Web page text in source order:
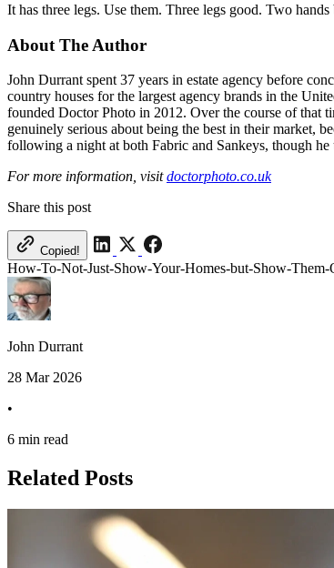
It has three legs. Use them. Three legs good. Two hands bad.​​​​‌
About The Author​​​​‌ ‍ ​‍​‍‌‍ ‌ ​‍‌‍‍‌‌‍‌ ‌‍‍‌‌‍ ‍​‍​‍​ ‍‍​‍​‍‌ ​ ‌‍​‌‌‍ ‍‌‍‍‌‌ ‌​‌ ‍‌​‍ ‍‌‍‍‌‌‍ ​‍​‍​‍ ​​‍​‍‌‍‍​‌ ​‍‌‍‌‌‌‍‌‍​‍​‍​ ‍‍​‍​‍​‍ ‌‍​‌‌‍‌​‌‍ ‌‌‍‍‌‌‍ ‍​‍ ‌‍‍‌‌‍ ‍‌ ‌​‌‍‌‌‌‍ ‍‌ ‌​​‍ ‌‍‌‌‌‍‌​‌‍‍‌‌ ‌​​‍ ‌‍ ‌‌‍ ‌‍‌​‌‍‌‌​ ‌‌ ​​‌ ​‍‌‍‌‌‌ ​ ‌‍‌‌‌‍ ‍‌ ‌​‌‍​‌‌ ‌​‌‍‍‌‌‍ ‌‍ ‍​ ‍ ‌‍‍‌‌‍‌​​ ‌​ ‍‌‌‍​ ‌‍‌‍‌‍‌​​ ‍​‌‍‌‍​ ‍‌​ ​‌​‍ ‌‌‍​‍​ ‌​‌‍​‍​ ​‌​‍ ‌​ ‌​​ ​​​ ‌ ​ ​ ​‍ ‌‌‍​‌​ ​​‌‍‌​​ ​​​‍ ‌​ ‍‌​ ‌‌‌‍​‍​ ‍‌​ ‍​‌‍‌‍‌‍‌‌​ ‍​​ ‌ ‌‍‌‍‌‍‌‌​ ​ ​ ‍ ‌ ‌​‌ ‍‌‌ ​​‌‍‌‌​ ‌‌ ​​‌‍ ‌ ​ ‌ ‌​​ ‍ ‌ ​​‌‍​‌‌ ‌​‌‍‍​​ ‌‌‍​ ‌‍ ‌‍ ‍‌ ‌​‌‍‌‌‌‍ ‍‌ ‌​​‍‌‌​ ‌‌‌​​‍‌‌ ‌‍‍ ‌‍‌‌‌ ‍‌​‍‌‌​ ​ ‌​‌​​‍‌‌​ ​ ‌​‌​​‍‌‌​ ​‍​ ​‍‌‍​‍​ ‍‌‌‍​ ‌‍​‍​ ​ ‌‍‌​​ ‌‍‌‍​‌​ ‌‌​ ‍​​ ​ ‌‍‌‌​‍‌‌​ ​‍​ ​‍​‍‌‌​ ‌‌‌​‌​​‍ ‍‌‍​ ‌‍‍​‌‍‍‌‌‍ ​‌‍‌​‌ ​‍‌‍‌‌‌‍ ‍​‍‌‌​ ‌‌‌​​‍‌‌ ‌‍‍ ‌‍‌‌‌ ‍‌​‍‌‌​ ​ ‌​‌​​‍‌‌​ ​ ‌​‌​​‍‌‌​ ​‍​ ​‍​ ‌‍​ ​​‌‍‌‍‌‍‌‌‌‍​‌‌‍‌‌​ ​‍​ ​​​ ‌​​ ‍‌‌‍​‍​ ‍​​‍‌‌​ ​‍​ ​‍​‍‌‌​ ‌‌‌​‌​​‍ ‍‌ ‌​‌‍‌‌‌ ‍​‌ ‌​​ ‌‍​‍‌‍​‌‌ ​ ‌‍‌‌‌‌‌‌‌ ​‍‌‍ ​​ ‌​‍‌‌​ ​‍‌​‌‍‌‍​‌‌‍‌​‌‍ ‌‌‍‍‌‌‍ ‍​‍‌‍‌‍‍‌‌‍‌​​ ‌​ ‍‌‌‍​ ‌‍‌‍‌‍‌​​ ‍​‌‍‌‍​ ‍‌​ ​‌​‍ ‌‌‍​‍​ ‌​‌‍​‍​ ​‌​‍ ‌​ ‌​​ ​​​ ‌ ​ ​ ​‍ ‌‌‍​‌​ ​​‌‍‌​​ ​​​‍ ‌​ ‍‌​ ‌‌‌‍​‍​ ‍‌​ ‍​‌‍‌‍‌‍‌‌​ ‍​​ ‌ ‌‍‌‍‌‍‌‌​ ​ ​‍‌‍‌ ‌​‌ ‍‌‌ ​​‌‍‌‌​ ‌‌ ​​‌‍ ‌ ​ ‌ ‌​​‍‌‍‌ ​​‌‍​‌‌ ‌​‌‍‍​​ ‌‌‍​ ‌‍ ‌‍ ‍‌ ‌​‌‍‌‌‌‍ ‍‌ ‌​​‍‌‌​ ‌‌‌​​‍‌‌ ‌‍‍ ‌‍‌‌‌ ‍‌​‍‌‌​ ​ ‌​‌​​‍‌‌​ ​ ‌​‌​​‍‌‌​ ​‍​ ​‍‌‍​‍​ ‍‌‌‍​ ‌‍​‍​ ​ ‌‍‌​​ ‌‍‌‍​‌​ ‌‌​ ‍​​ ​ ‌‍‌‌​‍‌‌​ ​‍​ ​‍​‍‌‌​ ‌‌‌​‌​​‍ ‍‌‍​ ‌‍‍​‌‍‍‌‌‍ ​‌‍‌​‌ ​‍‌‍‌‌‌‍ ‍​‍‌‌​ ‌‌‌​​‍‌‌ ‌‍‍ ‌‍‌‌‌ ‍‌​‍‌‌​ ​ ‌​‌​​‍‌‌​ ​ ‌​‌​​‍‌‌​ ​‍​ ​‍​ ‌‍​ ​​‌‍‌‍‌‍‌‌‌‍​‌‌‍‌‌​ ​‍​ ​​​ ‌​​ ‍‌‌‍​‍​ ‍​​‍‌‌​ ​‍​ ​‍​‍‌‌​ ‌‌‌​‌​​‍ ‍‌ ‌​‌‍‌‌‌ ‍​‌ ‌​​‍‌‍‌ ​​‌‍‌‌‌ ​‍‌ ​ ‌ ​​‌‍‌‌‌‍​ ‌ ‌​‌‍‍‌‌ ‌‍‌‍‌‌​ ‌‌ ​​‌ ‌‌‌‍​‍‌‍ ​‌‍‍‌‌ ​ ‌‍‍​‌‍‌‌‌‍‌​​‍​‍‌ ‌
John Durrant spent 37 years in estate agency before
country houses for the largest agency brands in the
founded Doctor Photo in 2012. Over the course of that
genuinely serious about being the best in their market,
following a night at both Fabric and Sankeys, though he understands the ambition.​​​​‌
For more information, visit ​​​​‌ ‍ ​‍​‍‌‍ ‌ ​‍‌‍‍‌‌‍‌ ‌‍‍‌‌‍ ‍​‍​‍​ ‍‍​‍​‍‌ ​ ‌‍​‌‌‍ ‍‌‍‍‌‌ ‌​‌ ‍‌​‍ ‍‌‍‍‌‌‍ ​‍​‍​‍ ​​‍​‍‌‍‍​‌ ​‍‌‍‌‌‌‍‌‍​‍​‍​ ‍‍​‍​‍​‍ ‌‍​‌‌‍‌​‌‍ ‌‌‍‍‌‌‍ ‍​‍ ‌‍‍‌‌‍ ‍‌ ‌​‌‍‌‌‌‍ ‍‌ ‌​​‍ ‌‍‌‌‌‍‌​‌‍‍‌‌ ‌​​‍ ‌‍ ‌‌‍ ‌‍‌​‌‍‌‌​ ‌‌ ​​‌ ​‍‌‍‌‌‌ ​ ‌‍‌‌‌‍ ‍‌ ‌​‌‍​‌‌ ‌​‌‍‍‌‌‍ ‌‍ ‍​ ‍ ‌‍‍‌‌‍‌​​ ‌​ ‍‌‌‍​ ‌‍‌‍‌‍‌​​ ‍​‌‍‌‍​ ‍‌​ ​‌​‍ ‌‌‍​‍​ ‌​‌‍​‍​ ​‌​‍ ‌​ ‌​​ ​​​ ‌ ​ ​ ​‍ ‌‌‍​‌​ ​​‌‍‌​​ ​​​‍ ‌​ ‍‌​ ‌‌‌‍​‍​ ‍‌​ ‍​‌‍‌‍‌‍‌‌​ ‍​​ ‌ ‌‍‌‍‌‍‌‌​ ​ ​ ‍ ‌ ‌​‌ ‍‌‌ ​​‌‍‌‌​ ‌‌ ​​‌‍ ‌ ​ ‌ ‌​​ ‍ ‌ ​​‌‍​‌‌ ‌​‌‍‍​​ ‌‌‍​ ‌‍ ‌‍ ‍‌ ‌​‌‍‌‌‌‍ ‍‌ ‌​​‍‌‌​ ‌‌‌​​‍‌‌ ‌‍‍ ‌‍‌‌‌ ‍‌​‍‌‌​ ​ ‌​‌​​‍‌‌​ ​ ‌​‌​​‍‌‌​ ​‍​ ​‍‌‍​ ​ ​​‌‍‌‌​ ‌ ​ ‍‌‌‍​‌‌‍​‌‌‍‌‍‌‍​ ​ ‍‌‌‍‌‌​ ​‍​‍‌‌​ ​‍​ ​‍​‍‌‌​ ‌‌‌​‌​​‍ ‍‌‍​ ‌‍‍​‌‍‍‌‌‍ ​‌‍‌​‌ ​‍‌‍‌‌‌‍ ‍​‍‌‌​ ‌‌‌​​‍‌‌ ‌‍‍ ‌‍‌‌‌ ‍‌​‍‌‌​ ​ ‌​‌​​‍‌‌​ ​ ‌​‌​​‍‌‌​ ​‍​ ​‍‌‍​‍​ ​​​ ‌​​ ​​‌‍​ ‌‍‌‍​ ‍​​ ‍​​ ‍​​ ‌ ​ ​ ‌‍‌‍​‍‌‌​ ​‍​ ​‍​‍‌‌​ ‌‌‌​‌​​‍ ‍‌ ‌​‌‍‌‌‌ ‍​‌ ‌​​ ‌‍​‍‌‍​‌‌ ​ ‌‍‌‌‌‌‌‌‌ ​‍‌‍ ​​ ‌​‍‌‌​ ​‍‌​‌‍‌‍​‌‌‍‌​‌‍ ‌‌‍‍‌‌‍ ‍​‍‌‍‌‍‍‌‌‍‌​​ ‌​ ‍‌‌‍​ ‌‍‌‍‌‍‌​​ ‍​‌‍‌‍​ ‍‌​ ​‌​‍ ‌‌‍​‍​ ‌​‌‍​‍​ ​‌​‍ ‌​ ‌​​ ​​​ ‌ ​ ​ ​‍ ‌‌‍​‌​ ​​‌‍‌​​ ​​​‍ ‌​ ‍‌​ ‌‌‌‍​‍​ ‍‌​ ‍​‌‍‌‍‌‍‌‌​ ‍​​ ‌ ‌‍‌‍‌‍‌‌​ ​ ​‍‌‍‌ ‌​‌ ‍‌‌ ​​‌‍‌‌​ ‌‌ ​​‌‍ ‌ ​ ‌ ‌​​‍‌‍‌ ​​‌‍​‌‌ ‌​‌‍‍​​ ‌‌‍​ ‌‍ ‌‍ ‍‌ ‌​‌‍‌‌‌‍ ‍‌ ‌​​‍‌‌​ ‌‌‌​​‍‌‌ ‌‍‍ ‌‍‌‌‌ ‍‌​‍‌‌​ ​ ‌​‌​​‍‌‌​ ​ ‌​‌​​‍‌‌​ ​‍​ ​‍‌‍​ ​ ​​‌‍‌‌​ ‌ ​ ‍‌‌‍​‌‌‍​‌‌‍‌‍‌‍​ ​ ‍‌‌‍‌‌​ ​‍​‍‌‌​ ​‍​ ​‍​‍‌‌​ ‌‌‌​‌​​‍ ‍‌‍​ ‌‍‍​‌‍‍‌‌‍ ​‌‍‌​‌ ​‍‌‍‌‌‌‍ ‍​‍‌‌​ ‌‌‌​​‍‌‌ ‌‍‍ ‌‍‌‌‌ ‍‌​‍‌‌​ ​ ‌​‌​​‍‌‌​ ​ ‌​‌​​‍‌‌​ ​‍​ ​‍‌‍​‍​ ​​​ ‌​​ ​​‌‍​ ‌‍‌‍​ ‍​​ ‍​​ ‍​​ ‌ ​ ​ ‌‍‌‍​‍‌‌​ ​‍​ ​‍​‍‌‌​ ‌‌‌​‌​​‍ ‍‌ ‌​‌‍‌‌‌ ‍​‌ ‌​​‍‌‍‌ ​​‌‍‌‌‌ ​‍‌ ​ ‌ ​​‌‍‌‌‌‍​ ‌ ‌​‌‍‍‌‌ ‌‍‌‍‌‌​ ‌‌ ​​‌ ‌‌‌‍​‍‌‍ ​‌‍‍‌‌ ​ ‌‍‍​‌‍‌‌‌‍‌​​‍​‍‌ ‌doctorphoto.co.uk​​​​‌ ‍ ​‍​‍‌‍ ‌ ​‍‌‍‍‌‌‍‌ ‌‍‍‌‌‍ ‍​‍​‍​ ‍‍​‍​‍‌ ​ ‌‍​‌‌‍ ‍‌‍‍‌‌ ‌​‌ ‍‌​‍ ‍‌‍‍‌‌‍ ​‍​‍​‍ ​​‍​‍‌‍‍​‌ ​‍‌‍‌‌‌‍‌‍​‍​‍​ ‍‍​‍​‍​‍ ‌‍​‌‌‍‌​‌‍ ‌‌‍‍‌‌‍ ‍​‍ ‌‍‍‌‌‍ ‍‌ ‌​‌‍‌‌‌‍ ‍‌ ‌​​‍ ‌‍‌‌‌‍‌​‌‍‍‌‌ ‌​​‍ ‌‍ ‌‌‍ ‌‍‌​‌‍‌‌​ ‌‌ ​​‌ ​‍‌‍‌‌‌ ​ ‌‍‌‌‌‍ ‍‌ ‌​‌‍​‌‌ ‌​‌‍‍‌‌‍ ‌‍ ‍​ ‍ ‌‍‍‌‌‍‌​​ ‌​ ‍‌‌‍​ ‌‍‌‍‌‍‌​​ ‍​‌‍‌‍​ ‍‌​ ​‌​‍ ‌‌‍​‍​ ‌​‌‍​‍​ ​‌​‍ ‌​ ‌​​ ​​​ ‌ ​ ​ ​‍ ‌‌‍​‌​ ​​‌‍‌​​ ​​​‍ ‌​ ‍‌​ ‌‌‌‍​‍​ ‍‌​ ‍​‌‍‌‍‌‍‌‌​ ‍​​ ‌ ‌‍‌‍‌‍‌‌​ ​ ​ ‍ ‌ ‌​‌ ‍‌‌ ​​‌‍‌‌​ ‌‌ ​​‌‍ ‌ ​ ‌ ‌​​ ‍ ‌ ​​‌‍​‌‌ ‌​‌‍‍​​ ‌‌‍​ ‌‍ ‌‍ ‍‌ ‌​‌‍‌‌‌‍ ‍‌ ‌​​‍‌‌​ ‌‌‌​​‍‌‌ ‌‍‍ ‌‍‌‌‌ ‍‌​‍‌‌​ ​ ‌​‌​​‍‌‌​ ​ ‌​‌​​‍‌‌​ ​‍​ ​‍‌‍​ ​ ​​‌‍‌‌​ ‌ ​ ‍‌‌‍​‌‌‍​‌‌‍‌‍‌‍​ ​ ‍‌‌‍‌‌​ ​‍​‍‌‌​ ​‍​ ​‍​‍‌‌​ ‌‌‌​‌​​‍ ‍‌‍​ ‌‍‍​‌‍‍‌‌‍ ​‌‍‌​‌ ​‍‌‍‌‌‌‍ ‍​‍‌‌​ ‌‌‌​​‍‌‌ ‌‍‍ ‌‍‌‌‌ ‍‌​‍‌‌​ ​ ‌​‌​​‍‌‌​ ​ ‌​‌​​‍‌‌​ ​‍​ ​‍​ ‍‌​ ​‌‌‍​‍​ ‍​​ ​‌​ ‌‌​ ‌‌‌‍​ ‌‍​‌​ ‍‌​ ‌​‌‍​‍​‍‌‌​ ​‍​ ​‍​‍‌‌​ ‌‌‌​‌​​‍ ‍‌ ‌​‌‍‌‌‌ ‍​‌ ‌​​ ‌‍​‍‌‍​‌‌ ​ ‌‍‌‌‌‌‌‌‌ ​‍‌‍ ​​ ‌​‍‌‌​ ​‍‌​‌‍‌‍​‌‌‍‌​‌‍ ‌‌‍‍‌‌‍ ‍​‍‌‍‌‍‍‌‌‍‌​​ ‌​ ‍‌‌‍​ ‌‍‌‍‌‍‌​​ ‍​‌‍‌‍​ ‍‌​ ​‌​‍ ‌‌‍​‍​ ‌​‌‍​‍​ ​‌​‍ ‌​ ‌​​ ​​​ ‌ ​ ​ ​‍ ‌‌‍​‌​ ​​‌‍‌​​ ​​​‍ ‌​ ‍‌​ ‌‌‌‍​‍​ ‍‌​ ‍​‌‍‌‍‌‍‌‌​ ‍​​ ‌ ‌‍‌‍‌‍‌‌​ ​ ​‍‌‍‌ ‌​‌ ‍‌‌ ​​‌‍‌‌​ ‌‌ ​​‌‍ ‌ ​ ‌ ‌​​‍‌‍‌ ​​‌‍​‌‌ ‌​‌‍‍​​ ‌‌‍​ ‌‍ ‌‍ ‍‌ ‌​‌‍‌‌‌‍ ‍‌ ‌​​‍‌‌​ ‌‌‌​​‍‌‌ ‌‍‍ ‌‍‌‌‌ ‍‌​‍‌‌​ ​ ‌​‌​​‍‌‌​ ​ ‌​‌​​‍‌‌​ ​‍​ ​‍‌‍​ ​ ​​‌‍‌‌​ ‌ ​ ‍‌‌‍​‌‌‍​‌‌‍‌‍‌‍​ ​ ‍‌‌‍‌‌​ ​‍​‍‌‌​ ​‍​ ​‍​‍‌‌​ ‌‌‌​‌​​‍ ‍‌‍​ ‌‍‍​‌‍‍‌‌‍ ​‌‍‌​‌ ​‍‌‍‌‌‌‍ ‍​‍‌‌​ ‌‌‌​​‍‌‌ ‌‍‍ ‌‍‌‌‌ ‍‌​‍‌‌​ ​ ‌​‌​​‍‌‌​ ​ ‌​‌​​‍‌‌​ ​‍​ ​‍​ ‍‌​ ​‌‌‍​‍​ ‍​​ ​‌​ ‌‌​ ‌‌‌‍​ ‌‍​‌​ ‍‌​ ‌​‌‍​‍​‍‌‌​ ​‍​ ​‍​‍‌‌​ ‌‌‌​‌​​‍ ‍‌ ‌​‌‍‌‌‌ ‍​‌ ‌​​‍‌‍‌ ​​‌‍‌‌‌ ​‍‌ ​ ‌ ​​‌‍‌‌‌‍​ ‌ ‌​‌‍‍‌‌ ‌‍‌‍‌‌​ ‌‌ ​​‌ ‌‌‌‍​‍‌‍ ​‌‍‍‌‌ ​ ‌‍‍​‌‍‌‌‌‍‌​​‍​‍‌ ‌
Share this post
Copied!
How-To-Not-Just-Show-Your-Homes-but-Show-Them-Off​​​​‌
John Durrant​​​​‌ ‍ ​‍​‍‌‍ ‌ ​‍‌‍‍‌‌‍‌ ‌‍‍‌‌‍ ‍​‍​‍​ ‍‍​‍​‍‌ ​ ‌‍​‌‌‍ ‍‌‍‍‌‌ ‌​‌ ‍‌​‍ ‍‌‍‍‌‌‍ ​‍​‍​‍ ​​‍​‍‌‍‍​‌ ​‍‌‍‌‌‌‍‌‍​‍​‍​ ‍‍​‍​‍​‍ ‌‍​‌‌‍‌​‌‍ ‌‌‍‍‌‌‍ ‍​‍ ‌‍‍‌‌‍ ‍‌ ‌​‌‍‌‌‌‍ ‍‌ ‌​​‍ ‌‍‌‌‌‍‌​‌‍‍‌‌ ‌​​‍ ‌‍ ‌‌‍ ‌‍‌​‌‍‌‌​ ‌‌ ​​‌ ​‍‌‍‌‌‌ ​ ‌‍‌‌‌‍ ‍‌ ‌​‌‍​‌‌ ‌​‌‍‍‌‌‍ ‌‍ ‍​ ‍ ‌‍‍‌‌‍‌​​ ‌‌‍​‌​ ​ ​ ‌​‌‍​‍​ ‌ ‌‍‌​​ ‍​​ ‌‌​‍ ‌​ ‌ ‌‍‌‌‌‍​‌​ ‌​​‍ ‌​ ‌​‌‍​‍​ ​‌‌‍‌‌​‍ ‌​ ‍​‌‍​‍​ ​​‌‍​‍​‍ ‌​ ‍‌​ ​‍‌‍​‍‌‍‌‌‌‍‌​‌‍‌​​ ‌‍‌‍​‍‌‍‌​‌‍‌​‌‍​‌‌‍‌‍​ ‍ ‌ ‌​‌ ‍‌‌ ​​‌‍‌‌​ ‌‌‍​‌‌ ‌‌‌ ‌​‌‍‍​‌‍ ‌ ​‍​ ‍ ‌ ​​‌‍​‌‌ ‌​‌‍‍​​ ‌‌‍ ‍‌‍​‌‌‍ ‌‌‍‌‌​ ‌‍​‍‌‍​‌‌ ​ ‌‍‌‌‌‌‌‌‌ ​‍‌‍ ​​ ‌​‍‌‌​ ​‍‌​‌‍‌‍​‌‌‍‌​‌‍ ‌‌‍‍‌‌‍ ‍​‍‌‍‌‍‍‌‌‍‌​​ ‌‌‍​‌​ ​ ​ ‌​‌‍​‍​ ‌ ‌‍‌​​ ‍​​ ‌‌​‍ ‌​ ‌ ‌‍‌‌‌‍​‌​ ‌​​‍ ‌​ ‌​‌‍​‍​ ​‌‌‍‌‌​‍ ‌​ ‍​‌‍​‍​ ​​‌‍​‍​‍ ‌​ ‍‌​ ​‍‌‍​‍‌‍‌‌‌‍‌​‌‍‌​​ ‌‍‌‍​‍‌‍‌​‌‍‌​‌‍​‌‌‍‌‍​‍‌‍‌ ‌​‌ ‍‌‌ ​​‌‍‌‌​ ‌‌‍​‌‌ ‌‌‌ ‌​‌‍‍​‌‍ ‌ ​‍​‍‌‍‌ ​​‌‍​‌‌ ‌​‌‍‍​​ ‌‌‍ ‍‌‍​‌‌‍ ‌‌‍‌‌​‍‌‍‌ ​​‌‍‌‌‌ ​‍‌ ​ ‌ ​​‌‍‌‌‌‍​ ‌ ‌​‌‍‍‌‌ ‌‍‌‍‌‌​ ‌‌ ​​‌ ‌‌‌‍​‍‌‍ ​‌‍‍‌‌ ​ ‌‍‍​‌‍‌‌‌‍‌​​‍​‍‌ ‌
28 Mar 2026
•
6 min read
Related Posts